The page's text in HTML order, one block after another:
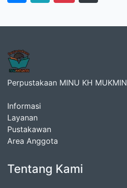
Perpustakaan MINU KH MUKMIN
Informasi
Layanan
Pustakawan
Area Anggota
Tentang Kami